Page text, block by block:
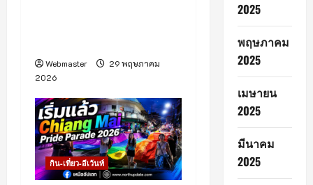
Webmaster
29 พฤษภาคม
2026
กิน-เที่ยว-อีเว้นท์
2025
พฤษภาคม
2025
เมษายน
2025
มีนาคม
2025